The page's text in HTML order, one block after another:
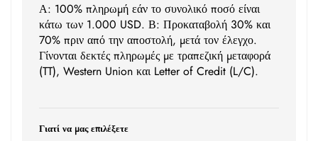
Α: 100% πληρωμή εάν το συνολικό ποσό είναι
κάτω των 1.000 USD. Β: Προκαταβολή 30% και
70% πριν από την αποστολή, μετά τον έλεγχο.
Γίνονται δεκτές πληρωμές με τραπεζική μεταφορά
(TT), Western Union και Letter of Credit (L/C).
Γιατί να μας επιλέξετε